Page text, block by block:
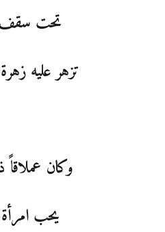
تحت سقف
تزهر عليه
وكان عملاقاً
يحب امرأة